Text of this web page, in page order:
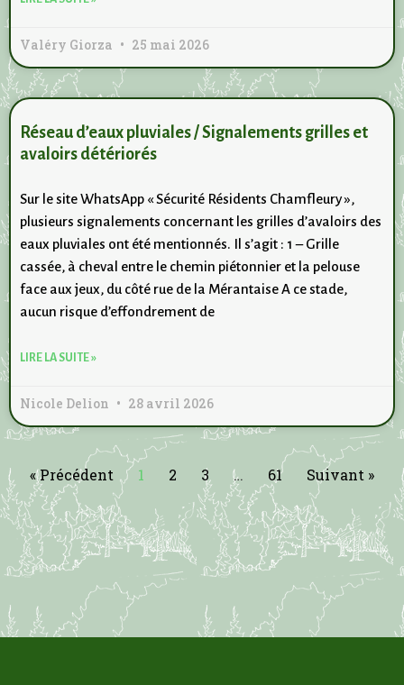
Valéry Giorza 25 mai 2026
Réseau d’eaux pluviales / Signalements grilles et
avaloirs détériorés
Sur le site WhatsApp « Sécurité Résidents Chamfleury »,
plusieurs signalements concernant les grilles d’avaloirs des
eaux pluviales ont été mentionnés. Il s’agit : 1 – Grille
cassée, à cheval entre le chemin piétonnier et la pelouse
face aux jeux, du côté rue de la Mérantaise A ce stade,
aucun risque d’effondrement de
LIRE LA SUITE »
Nicole Delion 28 avril 2026
« Précédent 1 2 3 … 61 Suivant »